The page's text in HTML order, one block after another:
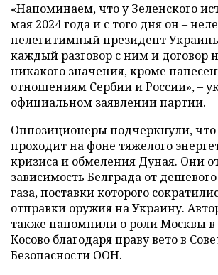
«Напоминаем, что у Зеленского
мая 2024 года и с того дня он –
нелегитимный президент
каждый разговор с ним и договор
никакого значения, кроме
отношениям Сербии и России», –
официальном заявлении партии.
Оппозиционеры подчеркнули, что
проходит на фоне тяжелого
кризиса и обмеления Дуная. Они
зависимость Белграда от
газа, поставки которого
отправки оружия на Украину.
также напомнили о роли Москвы в
Косово благодаря праву вето в
Безопасности ООН.